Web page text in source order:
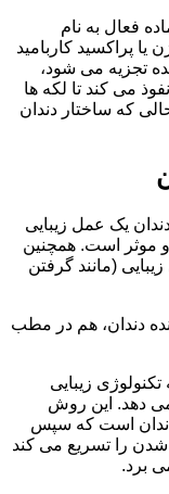
فعال به نام
پراکسید کاربامید
تجزیه می شود،
می کند تا لکه ها
که ساختار دندان
سفید کردن دندان یک عمل زیبایی
موثر است. همچنین
(مانند گرفتن
دندان، هم در مطب
زیبایی
می دهد. این روش
است که سپس
را تسریع می کند
برد.